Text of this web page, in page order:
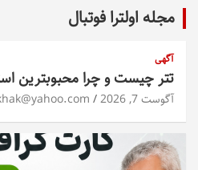
مجله اولترا فوتبال
آگهی
تتر چیست و چرا محبوبترین
آگوست 7, 2026